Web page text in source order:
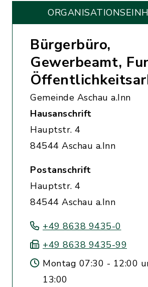
Bürgerbüro,
Gewerbeamt,
Gemeinde Aschau a.Inn
Hausanschrift
Hauptstr. 4
84544 Aschau a.Inn
Postanschrift
Hauptstr. 4
84544 Aschau a.Inn
+49 8638 9435-0
+49 8638 9435-99
Montag 07:30 - 12:00
13:00